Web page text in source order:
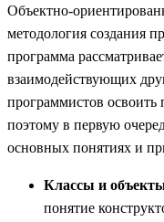
Объектно-
методология создания
программа
взаимодействующих
программистов
поэтому в первую
основных понятиях и
Классы и
понятие